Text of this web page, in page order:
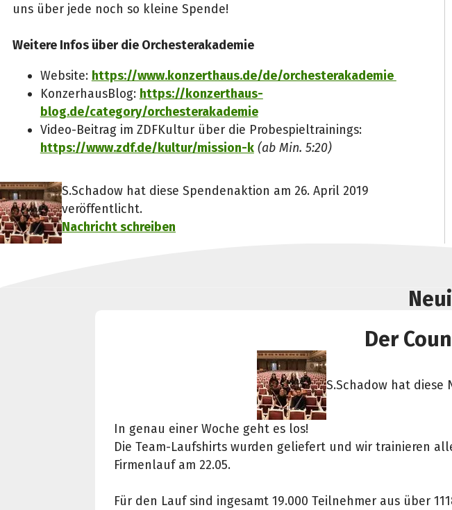
uns über jede noch so kleine Spende!
Weitere Infos über die Orchesterakademie
Website: https://www.konzerthaus.de/de/orchesterakademie
KonzerhausBlog: https://konzerthaus-
blog.de/category/orchesterakademie
Video-Beitrag im ZDFKultur über die Probespieltrainings:
https://www.zdf.de/kultur/mission-k (ab Min. 5:20)
S.Schadow hat diese Spendenaktion am 26. April 2019
veröffentlicht.
Nachricht schreiben
Der
S.Schadow hat diese
In genau einer Woche geht es los!
Die Team-Laufshirts wurden geliefert und wir trainieren
Firmenlauf am 22.05.
Für den Lauf sind ingesamt 19.000 Teilnehmer aus über